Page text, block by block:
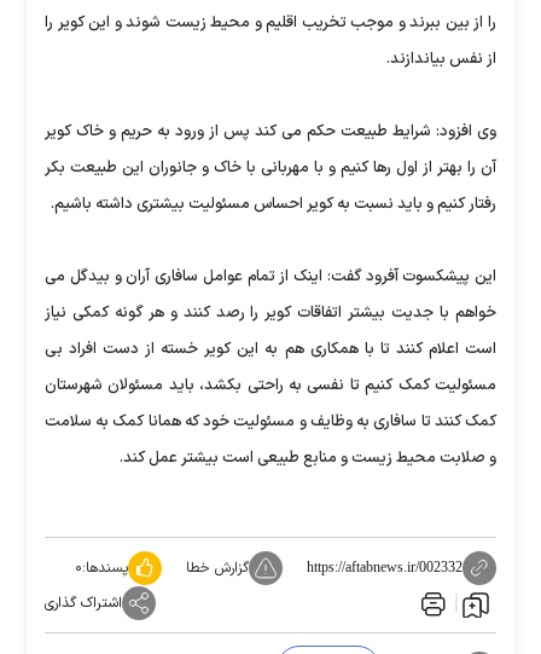
را از بین ببرند و موجب تخریب اقلیم و محیط زیست شوند و این کویر را
از نفس بیاندازند.
وی افزود: شرایط طبیعت حکم می کند پس از ورود به حریم و خاک کویر
آن را بهتر از اول رها کنیم و با مهربانی با خاک و جانوران این طبیعت بکر
رفتار کنیم و باید نسبت به کویر احساس مسئولیت بیشتری داشته باشیم.
این پیشکسوت آفرود گفت: اینک از تمام عوامل سافاری آران و بیدگل می
خواهم با جدیت بیشتر اتفاقات کویر را رصد کنند و هر گونه کمکی نیاز
است اعلام کنند تا با همکاری هم به این کویر خسته از دست افراد بی
مسئولیت کمک کنیم تا نفسی به راحتی بکشد، باید مسئولان شهرستان
کمک کنند تا سافاری به وظایف و مسئولیت خود که همانا کمک به سلامت
و صلابت محیط زیست و منابع طبیعی است بیشتر عمل کند.
https://aftabnews.ir/002332 گزارش خطا پسندها:۰
اشتراک گذاری